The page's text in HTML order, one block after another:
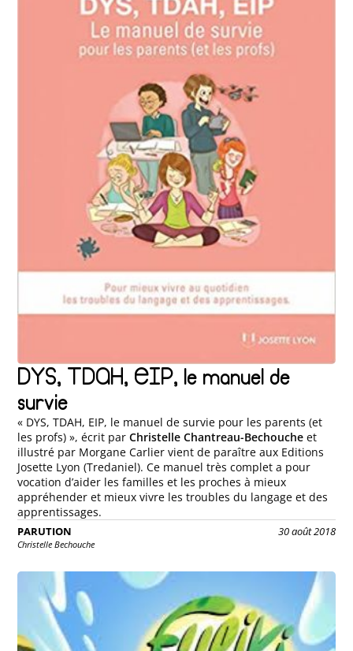
DYS, TDAH, EIP, le manuel de
survie
« DYS, TDAH, EIP, le manuel de survie pour les parents (et
les profs) », écrit parChristelle Chantreau-Bechouche et
illustré par Morgane Carlier vient de paraître aux Editions
Josette Lyon (Tredaniel). Ce manuel très complet a pour
vocation d’aider les familles et les proches à mieux
appréhender et mieux vivre les troubles du langage et des
apprentissages.
PARUTION 30 août 2018
Christelle Bechouche